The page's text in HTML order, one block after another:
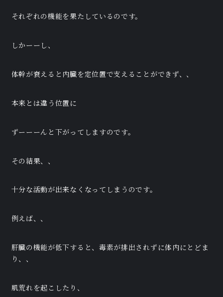
それぞれの機能を果たしているのです。
しかーーし、
体幹が衰えると内臓を定位置で支えることができず、、
本来とは違う位置に
ずーーーんと下がってしますのです。
その結果、、
十分な活動が出来なくなってしまうのです。
例えば、、
肝臓の機能が低下すると、毒素が排出されずに体内にとどま
り、、
肌荒れを起こしたり、